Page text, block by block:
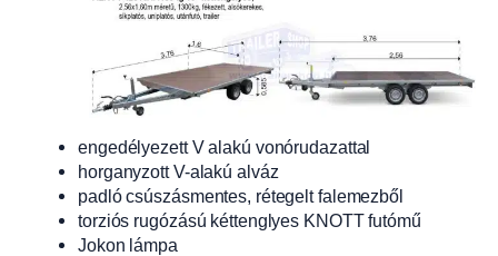
engedélyezett V alakú vonórudazattal
horganyzott V-alakú alváz
padló csúszásmentes, rétegelt falemezből
torziós rugózású kéttenglyes KNOTT futómű
Jokon lámpa